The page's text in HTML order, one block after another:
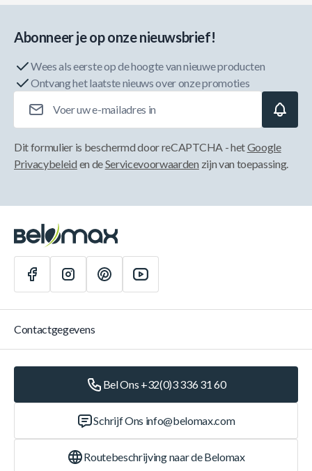
Abonneer je op onze nieuwsbrief!
Wees als eerste op de hoogte van nieuwe producten
Ontvang het laatste nieuws over onze promoties
Dit formulier is beschermd door reCAPTCHA - hetGoogle
Privacybeleid en deServicevoorwaarden zijn van toepassing.
Contactgegevens
Bel Ons +32(0)3 336 31 60
Schrijf Ons info@belomax.com
Routebeschrijving naar de Belomax